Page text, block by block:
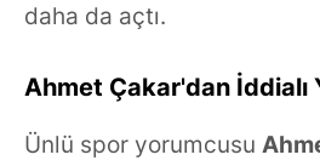
daha da açtı.
Ahmet Çakar'dan İddialı
Ünlü spor yorumcusu